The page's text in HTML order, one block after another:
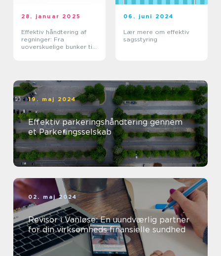
28. januar 2025
Effektiv håndtering af
regninger: Fra
uoverskuelige bunker til
06. juni 2024
Lær mere om effektiv
sagsstyring
19. maj 2024
Effektiv parkeringshåndtering gennem
et Parkeringsselskab
02. maj 2024
Revisor i Vanløse: En uundværlig partner
for din virksomheds finansielle sundhed